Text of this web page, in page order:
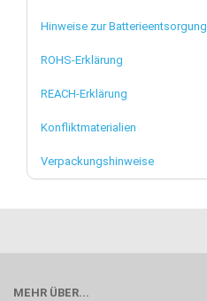
Hinweise zur Batterieentsorgung
ROHS-Erklärung
REACH-Erklärung
Konfliktmaterialien
Verpackungshinweise
MEHR ÜBER...